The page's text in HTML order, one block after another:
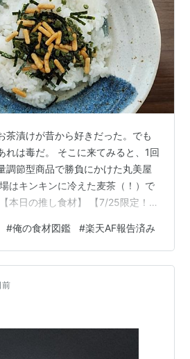
茶漬けが昔から好きだった。でも
れは毒だ。 そこに来てみると、1回
調節型商品で勝負にかけた丸美屋
はキンキンに冷えた麦茶（！）で
本日の推し食材】 【7/25限定！
べ 7種 各1個 7個 詰め合わせ アソ
価格：1,480円（税込、送料無料)
で購入
#俺の食材図鑑 #楽天AF報告済み
前